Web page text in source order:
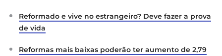
Reformado e vive no estrangeiro? Deve fazer a prova
de vida
Reformas mais baixas poderão ter aumento de 2,79